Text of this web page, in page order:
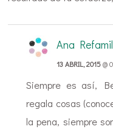
Ana
13 ABRIL, 2015@
Siempre es así,
regala cosas
la pena, siempre